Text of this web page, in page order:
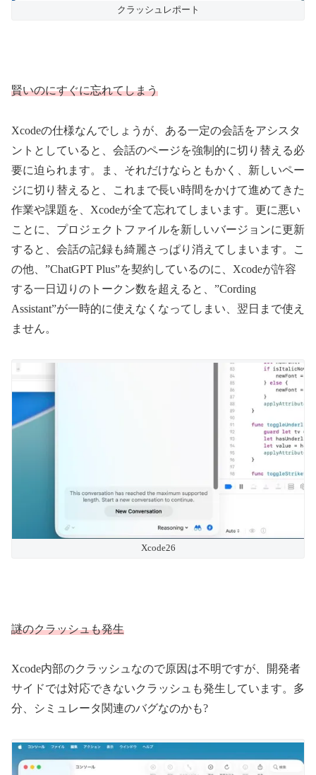
クラッシュレポート
賢いのにすぐに忘れてしまう
Xcodeの仕様なんでしょうが、ある一定の会話をアシスタ
ントとしていると、会話のページを強制的に切り替える必
要に迫られます。ま、それだけならともかく、新しいペー
ジに切り替えると、これまで長い時間をかけて進めてきた
作業や課題を、Xcodeが全て忘れてしまいます。更に悪い
ことに、プロジェクトファイルを新しいバージョンに更新
すると、会話の記録も綺麗さっぱり消えてしまいます。こ
の他、”ChatGPT Plus”を契約しているのに、Xcodeが許容
する一日辺りのトークン数を超えると、”Cording
Assistant”が一時的に使えなくなってしまい、翌日まで使え
ません。
Xcode26
謎のクラッシュも発生
Xcode内部のクラッシュなので原因は不明ですが、開発者
サイドでは対応できないクラッシュも発生しています。多
分、シミュレータ関連のバグなのかも?